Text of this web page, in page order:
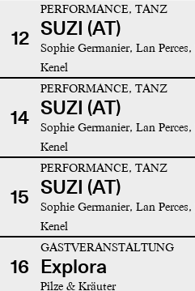
12
PERFORMANCE, TANZ
SUZI (AT)
Sophie Germanier, Lan
Kenel
14
PERFORMANCE, TANZ
SUZI (AT)
Sophie Germanier, Lan
Kenel
15
PERFORMANCE, TANZ
SUZI (AT)
Sophie Germanier, Lan
Kenel
16
GASTVERANSTALTUNG
Explora
Pilze & Kräuter